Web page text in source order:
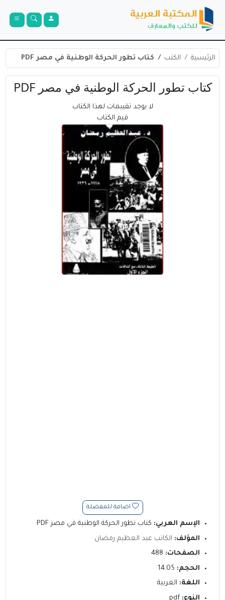
الرئيسية الكتب كتاب تطور الحركة الوطنية في مصر PDF
كتاب تطور الحركة الوطنية في مصر PDF
لا يوجد تقييمات لهذا الكتاب
قيم الكتاب
اضافة للمفضلة
الإسم العربي: كتاب تطور الحركة الوطنية في مصر PDF
المؤلف: الكاتب عبد العظيم رمضان
الصفحات:
الحجم:
اللغة: العربية
النوع: